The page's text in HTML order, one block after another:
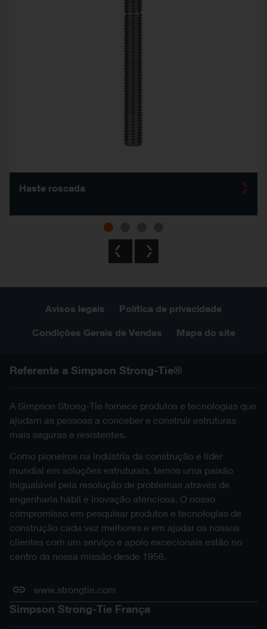
Haste roscada
Avisos legais Política de privacidade
Condições Gerais de Vendas Mapa do site
Referente a Simpson Strong-Tie®
A Simpson Strong-Tie fornece produtos e tecnologias que
ajudam as pessoas a conceber e construir estruturas
mais seguras e resistentes.
Como pioneiros na indústria da construção e líder
mundial em soluções estruturais, temos uma paixão
inigualável pela resolução de problemas através de
engenharia hábil e inovação atenciosa. O nosso
compromisso em pesquisar produtos e tecnologias de
construção cada vez melhores e em ajudar os nossos
clientes com um serviço e apoio excecionais estão no
centro da nossa missão desde 1956.
www.strongtie.com
Simpson Strong-Tie França